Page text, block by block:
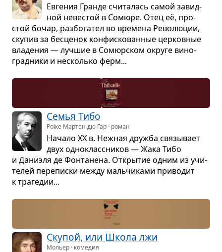
Евге­ния Гранде счи­та­лась самой завид­
ной неве­стой в Сомюре. Отец её, про­
стой бочар, раз­бо­га­тел во вре­мена Рево­лю­ции,
ску­пив за бес­це­нок кон­фи­ско­ван­ные цер­ков­ные
вла­де­ния — луч­шие в Сомюр­ском округе вино­
град­ники и несколько ферм...
Семья Тибо
Роже Мартен дю Гар · роман
Начало XX в. Неж­ная дружба свя­зы­вает
двух одно­класс­ни­ков — Жака Тибо
и Дани­эля де Фон­та­нена. Откры­тие одним из учи­
те­лей пере­писки между маль­чи­ками при­во­дит
к тра­ге­дии...
Ску­пой, или Школа лжи
Мольер · комедия